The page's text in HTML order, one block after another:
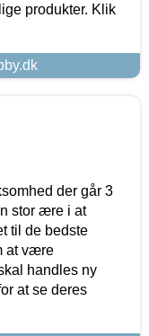
produkter. Klik
der går 3
stor ære i at
til de bedste
at være
handles ny
at se deres